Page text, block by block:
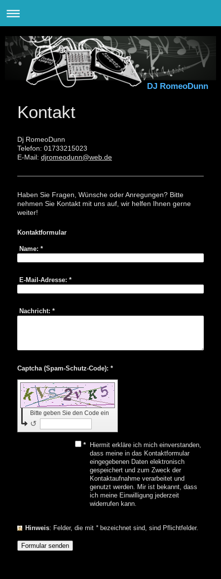
DJ RomeoDunn
Kontakt
Dj RomeoDunn
Telefon: 01733215023
E-Mail: djromeodunn@web.de
Haben Sie Fragen, Wünsche oder Anregungen? Bitte
nehmen Sie Kontakt mit uns auf, wir helfen Ihnen gerne
weiter!
Kontaktformular
Name: *
E-Mail-Adresse: *
Nachricht: *
Captcha (Spam-Schutz-Code): *
Bitte geben Sie den Code ein
↺
*
Hiermit erkläre ich mich einverstanden,
dass meine in das Kontaktformular
eingegebenen Daten elektronisch
gespeichert und zum Zweck der
Kontaktaufnahme verarbeitet und
genutzt werden. Mir ist bekannt, dass
ich meine Einwilligung jederzeit
widerrufen kann.
Hinweis : Felder, die mit *bezeichnet sind, sind Pflichtfelder.